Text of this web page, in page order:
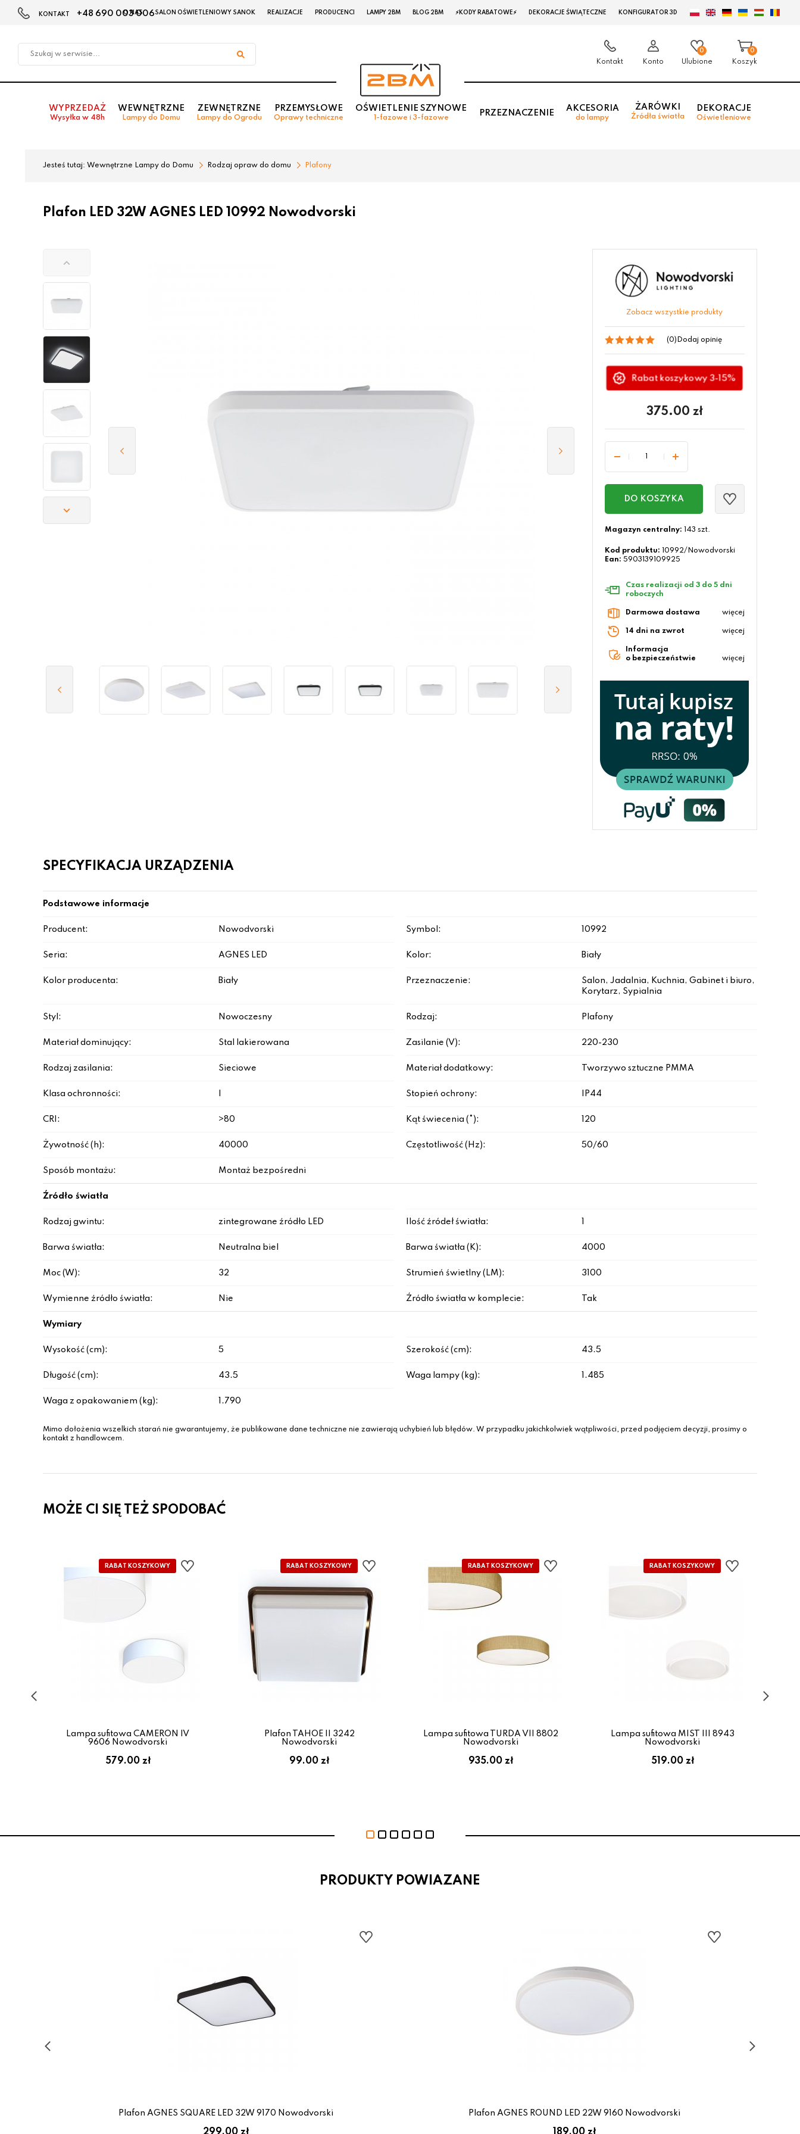
w
KONTAKT +48 690 003 006
O NAS SALON OŚWIETLENIOWY SANOK REALIZACJE PRODUCENCI LAMPY 2BM BLOG 2BM ⚡KODY RABATOWE⚡ DEKORACJE ŚWIĄTECZNE KONFIGURATOR 3D
Kontakt Konto
0
Ulubione
0
Koszyk
WYPRZEDAŻ
Wysyłka w 48h
WEWNĘTRZNE
Lampy do Domu
ZEWNĘTRZNE
Lampy do Ogrodu
PRZEMYSŁOWE
Oprawy techniczne
OŚWIETLENIE SZYNOWE
1-fazowe i 3-fazowe
PRZEZNACZENIE
AKCESORIA
do lampy
ŻARÓWKI
Źródła światła
DEKORACJE
Oświetleniowe
Jesteś tutaj: Wewnętrzne Lampy do Domu Rodzaj opraw do domu Plafony
Plafon LED 32W AGNES LED 10992 Nowodvorski
Zobacz wszystkie produkty
(0) Dodaj opinię
Rabat koszykowy 3-15%
375.00 zł
DO KOSZYKA
Magazyn centralny: 143 szt.
Kod produktu:
10992/Nowodvorski
Ean: 5903139109925
Czas realizacji od 3 do 5 dni
roboczych
Darmowa dostawa więcej
14 dni na zwrot więcej
Informacja
o bezpieczeństwie
więcej
SPECYFIKACJA URZĄDZENIA
Podstawowe informacje
Producent: Nowodvorski Symbol: 10992
Seria: AGNES LED Kolor: Biały
Kolor producenta: Biały Przeznaczenie:
Salon, Jadalnia, Kuchnia, Gabinet i biuro,
Korytarz, Sypialnia
Styl: Nowoczesny Rodzaj: Plafony
Materiał dominujący: Stal lakierowana Zasilanie (V): 220-230
Rodzaj zasilania: Sieciowe Materiał dodatkowy: Tworzywo sztuczne PMMA
Klasa ochronności: Stopień ochrony: IP44
CRI: >80 Kąt świecenia (°): 120
Żywotność (h): 40000 Częstotliwość (Hz): 50/60
Sposób montażu: Montaż bezpośredni
Źródło światła
Rodzaj gwintu: zintegrowane źródło LED Ilość źródeł światła:
Barwa światła: Neutralna biel Barwa światła (K): 4000
Moc (W): 32 Strumień świetlny (LM): 3100
Wymienne źródło światła: Nie Źródło światła w komplecie: Tak
Wymiary
Wysokość (cm): 5 Szerokość (cm): 43.5
Długość (cm): 43.5 Waga lampy (kg): 1.485
Waga z opakowaniem (kg): 1.790
Mimo dołożenia wszelkich starań nie gwarantujemy, że publikowane dane techniczne nie zawierają uchybień lub błędów. W przypadku jakichkolwiek wątpliwości, przed podjęciem decyzji, prosimy o
kontakt z handlowcem.
MOŻE CI SIĘ TEŻ SPODOBAĆ
Lampa sufitowa CAMERON IV
9606 Nowodvorski
579.00 zł
Plafon TAHOE II 3242
Nowodvorski
99.00 zł
Lampa sufitowa TURDA VII 8802
Nowodvorski
935.00 zł
Lampa sufitowa MIST III 8943
Nowodvorski
519.00 zł
PRODUKTY POWIAZANE
Plafon AGNES SQUARE LED 32W 9170 Nowodvorski Plafon AGNES ROUND LED 22W 9160 Nowodvorski